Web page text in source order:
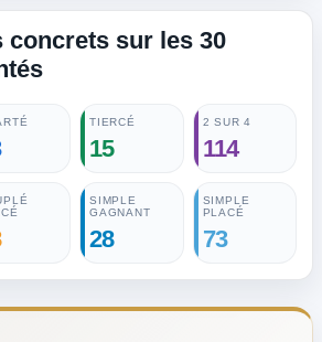
concrets sur les 30
TIERCÉ
15
2 SUR 4
114
SIMPLE
GAGNANT
28
SIMPLE
PLACÉ
73